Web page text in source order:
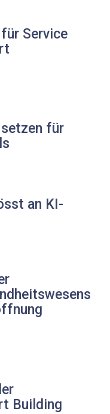
Service
setzen für
an KI-
Building